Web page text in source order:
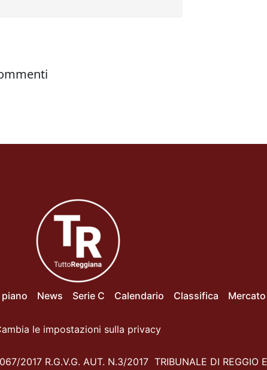
piano News Serie C Calendario Classifica Mercato
le impostazioni sulla privacy
2017 R.G.V.G. AUT. N.3/2017 TRIBUNALE DI REGGIO